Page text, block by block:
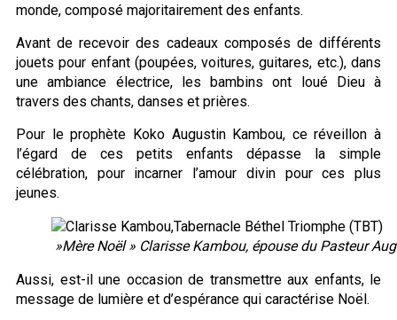
monde, composé majoritairement des enfants.
Avant de recevoir des cadeaux composés de différents
jouets pour enfant (poupées, voitures, guitares, etc.), dans
une ambiance électrice, les bambins ont loué Dieu à
travers des chants, danses et prières.
Pour le prophète Koko Augustin Kambou, ce réveillon à
l’égard de ces petits enfants dépasse la simple
célébration, pour incarner l’amour divin pour ces plus
jeunes.
»Mère Noël » Clarisse Kambou, épouse du Pasteur
Aussi, est-il une occasion de transmettre aux enfants, le
message de lumière et d’espérance qui caractérise Noël.